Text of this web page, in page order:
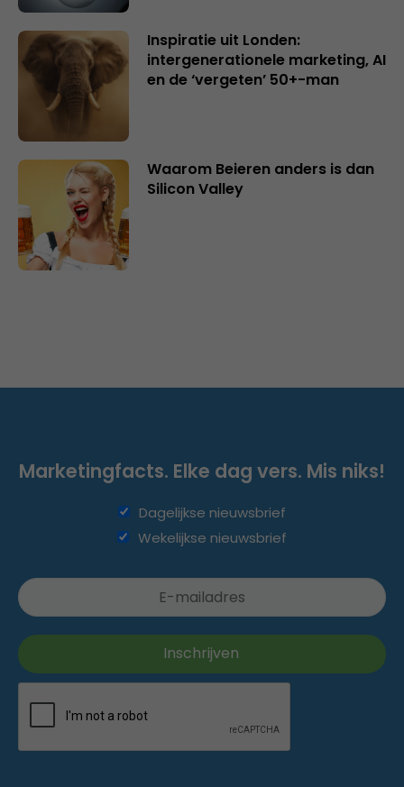
Inspiratie uit Londen:
intergenerationele marketing, AI
en de ‘vergeten’ 50+-man
Waarom Beieren anders is dan
Silicon Valley
Marketingfacts. Elke dag vers. Mis niks!
Dagelijkse nieuwsbrief
Wekelijkse nieuwsbrief